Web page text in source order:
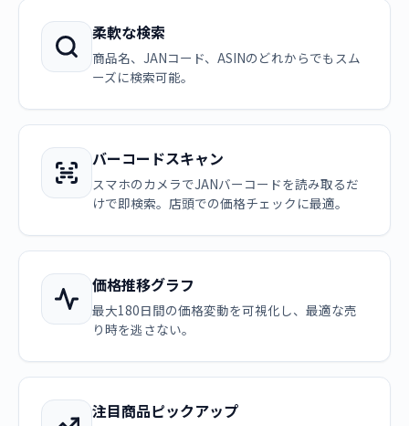
柔軟な検索
商品名、JANコード、ASINのどれからでもスム
ーズに検索可能。
バーコードスキャン
スマホのカメラでJANバーコードを読み取るだ
けで即検索。店頭での価格チェックに最適。
価格推移グラフ
最大180日間の価格変動を可視化し、最適な売
り時を逃さない。
注目商品ピックアップ